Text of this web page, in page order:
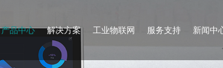
产品中心 解决方案 工业物联网 服务支持 新闻中